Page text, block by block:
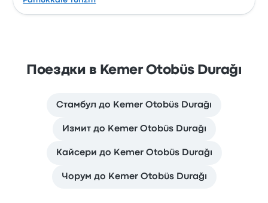
Поездки в Kemer Otobüs Durağı
Стамбул до Kemer Otobüs Durağı
Измит до Kemer Otobüs Durağı
Кайсери до Kemer Otobüs Durağı
Чорум до Kemer Otobüs Durağı